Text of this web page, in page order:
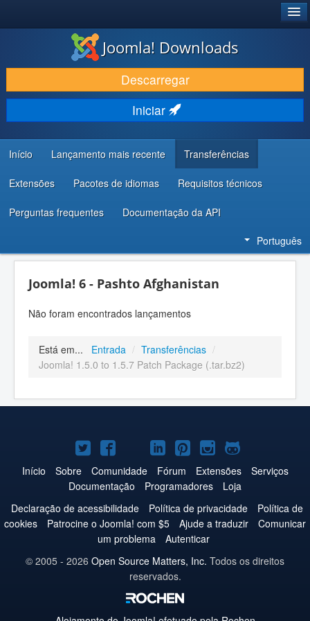
DESCARREGAR E EVOLUIR
DESCOBRIR E APRENDER
COMUNIDADE E SUPORTE
RECURSOS PARA PROGRAMADORES
Joomla! Downloads
Descarregar
Iniciar
Início Lançamento mais recente Transferências
Extensões Pacotes de idiomas Requisitos técnicos
Perguntas frequentes Documentação da API
Português
Joomla! 6 - Pashto Afghanistan
Não foram encontrados lançamentos
Está em... Entrada / Transferências /
Joomla! 1.5.0 to 1.5.7 Patch Package (.tar.bz2)
Joomla!
no
Twitter
Joomla!
no
Facebook
Joomla!
no
YouTube
Joomla!
no
LinkedIn
Joomla!
no
Pinterest
Joomla!
no
Instagram
Joomla!
no
GitHub
Início Sobre Comunidade Fórum Extensões
Serviços
Documentação
Programadores
Loja
Declaração de acessibilidade
Política de privacidade
Política de
cookies
Patrocine o Joomla! com $5 Ajude a traduzir
Comunicar
um problema
Autenticar
© 2005 - 2026 Open Source Matters, Inc. Todos os direitos
reservados.